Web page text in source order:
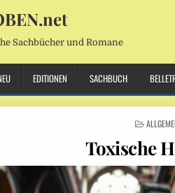
Sachbücher und Romane
EDITIONEN SACHBUCH
POSTED
Toxische